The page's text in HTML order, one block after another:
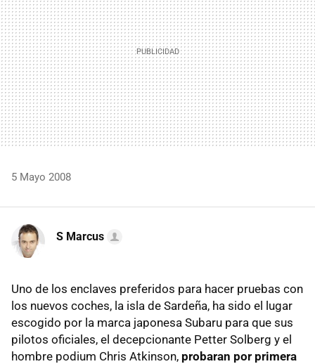
5 Mayo 2008
S Marcus
Uno de los enclaves preferidos para hacer pruebas con
los nuevos coches, la isla de Sardeña, ha sido el lugar
escogido por la marca japonesa Subaru para que sus
pilotos oficiales, el decepcionante Petter Solberg y el
hombre podium Chris Atkinson, probaran por primera